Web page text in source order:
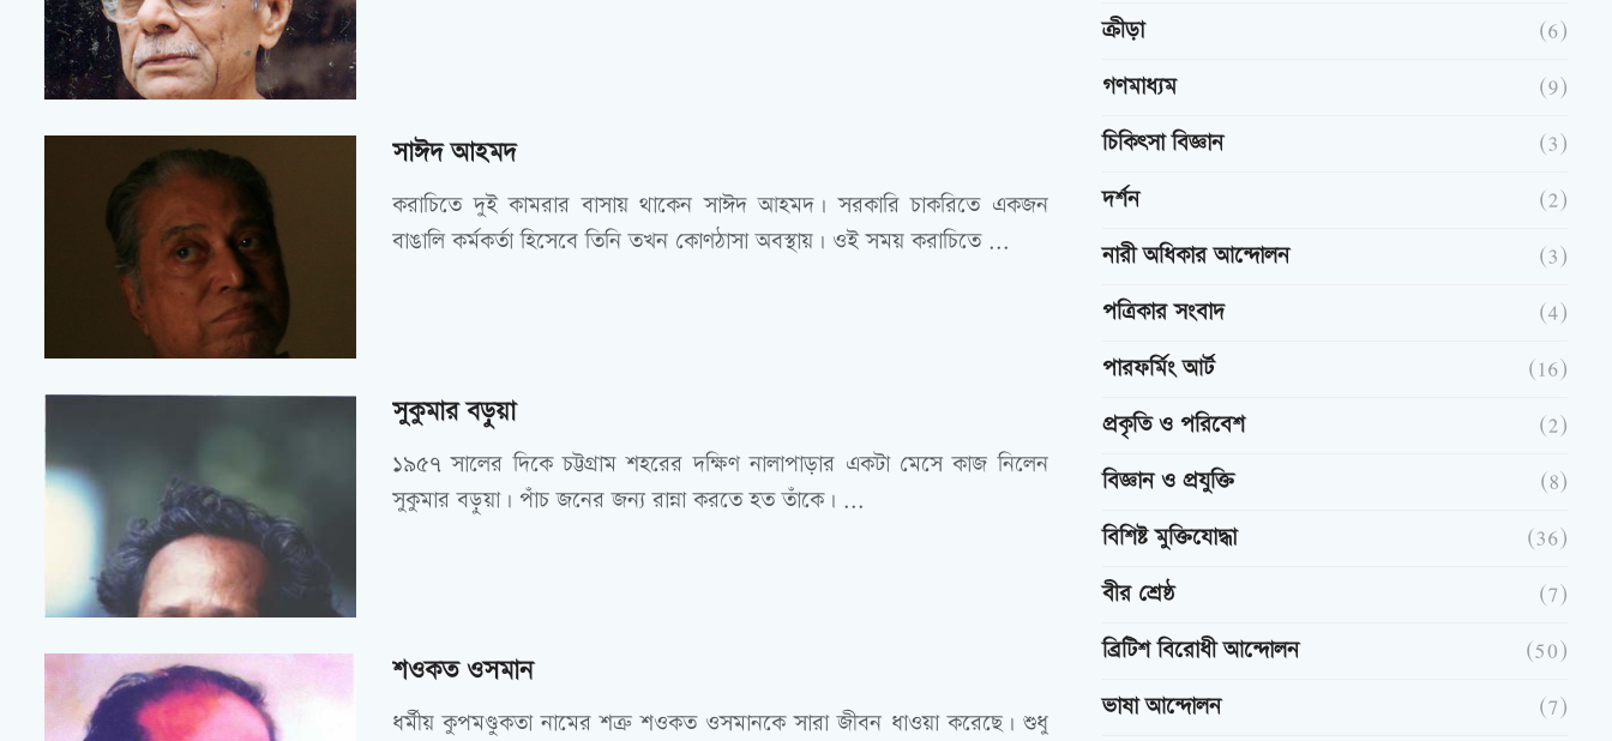
সাঈদ আহমদ
করাচিতে দুই কামরার বাসায় থাকেন সাঈদ আহমদ। সরকারি চাকরিতে একজন
বাঙালি কর্মকর্তা হিসেবে তিনি তখন কোণঠাসা অবস্থায়। ওই সময় করাচিতে ...
সুকুমার বড়ুয়া
১৯৫৭ সালের দিকে চট্টগ্রাম শহরের দক্ষিণ নালাপাড়ার একটা মেসে কাজ নিলেন
সুকুমার বড়ুয়া। পাঁচ জনের জন্য রান্না করতে হত তাঁকে। ...
শওকত ওসমান
ধর্মীয় কুপমণ্ডুকতা নামের শত্রু শওকত ওসমানকে সারা জীবন ধাওয়া করেছে। শুধু
ক্রীড়া
(6)
গণমাধ্যম
(9)
চিকিৎসা বিজ্ঞান
(3)
দর্শন
(2)
নারী অধিকার আন্দোলন
(3)
পত্রিকার সংবাদ
(4)
পারফর্মিং আর্ট
(16)
প্রকৃতি ও পরিবেশ
(2)
বিজ্ঞান ও প্রযুক্তি
(8)
বিশিষ্ট মুক্তিযোদ্ধা
(36)
বীর শ্রেষ্ঠ
(7)
ব্রিটিশ বিরোধী আন্দোলন
(50)
ভাষা আন্দোলন
(7)